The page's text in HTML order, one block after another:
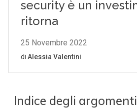
Indice degli argomenti